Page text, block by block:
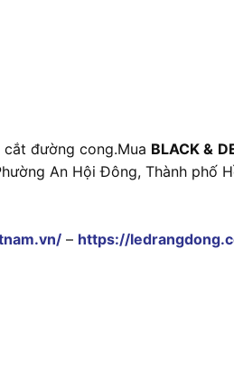
đường cong.Mua BLACK &
An Hội Đông, Thành phố
– https://